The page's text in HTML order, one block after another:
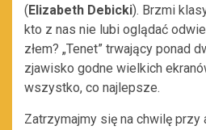
( Elizabeth Debicki). Brzmi
kto z nas nie lubi oglądać
złem? „Tenet” trwający ponad
zjawisko godne wielkich
wszystko, co najlepsze.
Zatrzymajmy się na chwilę przy